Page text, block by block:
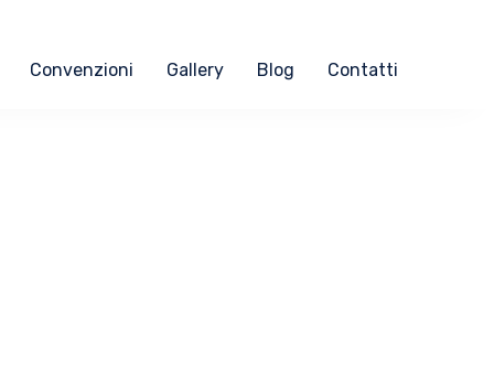
Convenzioni Gallery Blog Contatti